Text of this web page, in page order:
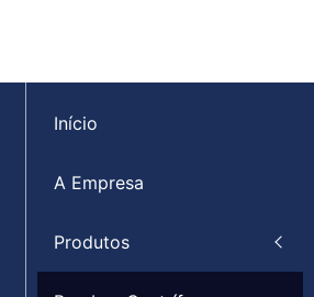
Início
A Empresa
Produtos